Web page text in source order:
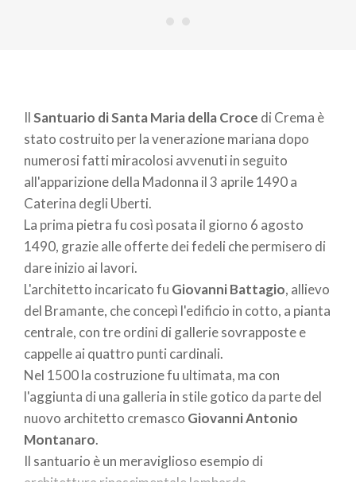
IlSantuario di Santa Maria della Croce di Crema è
stato costruito per la venerazione mariana dopo
numerosi fatti miracolosi avvenuti in seguito
all'apparizione della Madonna il 3 aprile 1490 a
Caterina degli Uberti.
La prima pietra fu così posata il giorno 6 agosto
1490, grazie alle offerte dei fedeli che permisero di
dare inizio ai lavori.
L'architetto incaricato fu Giovanni Battagio, allievo
del Bramante, che concepì l'edificio in cotto, a pianta
centrale, con tre ordini di gallerie sovrapposte e
cappelle ai quattro punti cardinali.
Nel 1500 la costruzione fu ultimata, ma con
l'aggiunta di una galleria in stile gotico da parte del
nuovo architetto cremasco Giovanni Antonio
Montanaro.
Il santuario è un meraviglioso esempio di